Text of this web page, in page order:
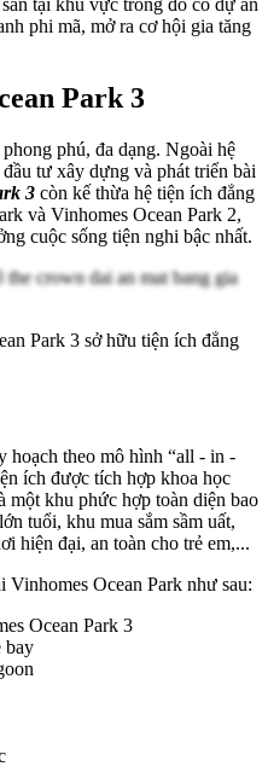
phi mã, mở ra cơ hội gia tăng
Park 3
phong phú, đa dạng. Ngoài hệ
tư xây dựng và phát triển bài
3 còn kế thừa hệ tiện ích đẳng
và Vinhomes Ocean Park 2,
cuộc sống tiện nghi bậc nhất.
Park 3 sở hữu tiện ích đẳng
hoạch theo mô hình “all - in -
ích được tích hợp khoa học
một khu phức hợp toàn diện bao
tuổi, khu mua sắm sầm uất,
hiện đại, an toàn cho trẻ em,...
Ocean Park như sau:
Ocean Park 3
bay